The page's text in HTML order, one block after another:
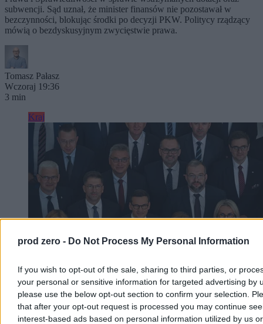
prod zero - Do Not Process My Personal Information
If you wish to opt-out of the sale, sharing to third parties, or
your personal or sensitive information for targeted advertising by
please use the below opt-out section to confirm your selection.
that after your opt-out request is processed you may continue
interest-based ads based on personal information utilized by us or
subwencji. Sąd uznał, że minister finansów nie pozostawał w
bezczynności, blokując środki po decyzji PKW. Politycy rządzący
mówią o bezdyskusyjnym zwycięstwie prawa.
Tomasz Pałasz
Wczoraj 19:36
3 min
Kraj
Na to liczy Rozwój Plus. „Potrzebują mięsa
armatniego”